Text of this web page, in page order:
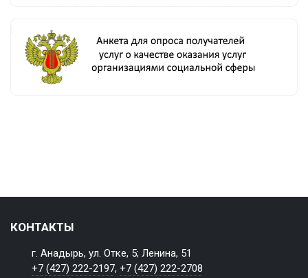
КОНТАКТЫ
г. Анадырь, ул. Отке, 5; Ленина, 51
+7 (427) 222-2197,+7 (427) 222-2708